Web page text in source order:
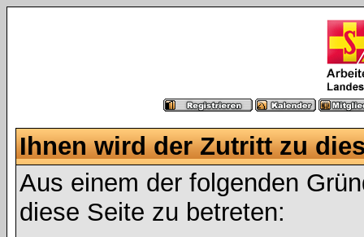
Ihnen wird der Zutritt zu
Aus einem der folgenden
diese Seite zu betreten: